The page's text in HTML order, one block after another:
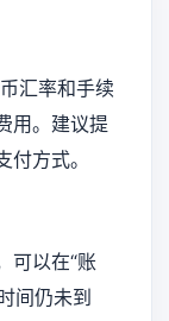
汇率和手续
用。建议提
方式。
可以在“账
间仍未到